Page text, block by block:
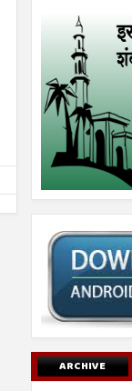
सर्व मानवजातीसाठी दया
Shodhan 8/16/2024
ARCHIVE